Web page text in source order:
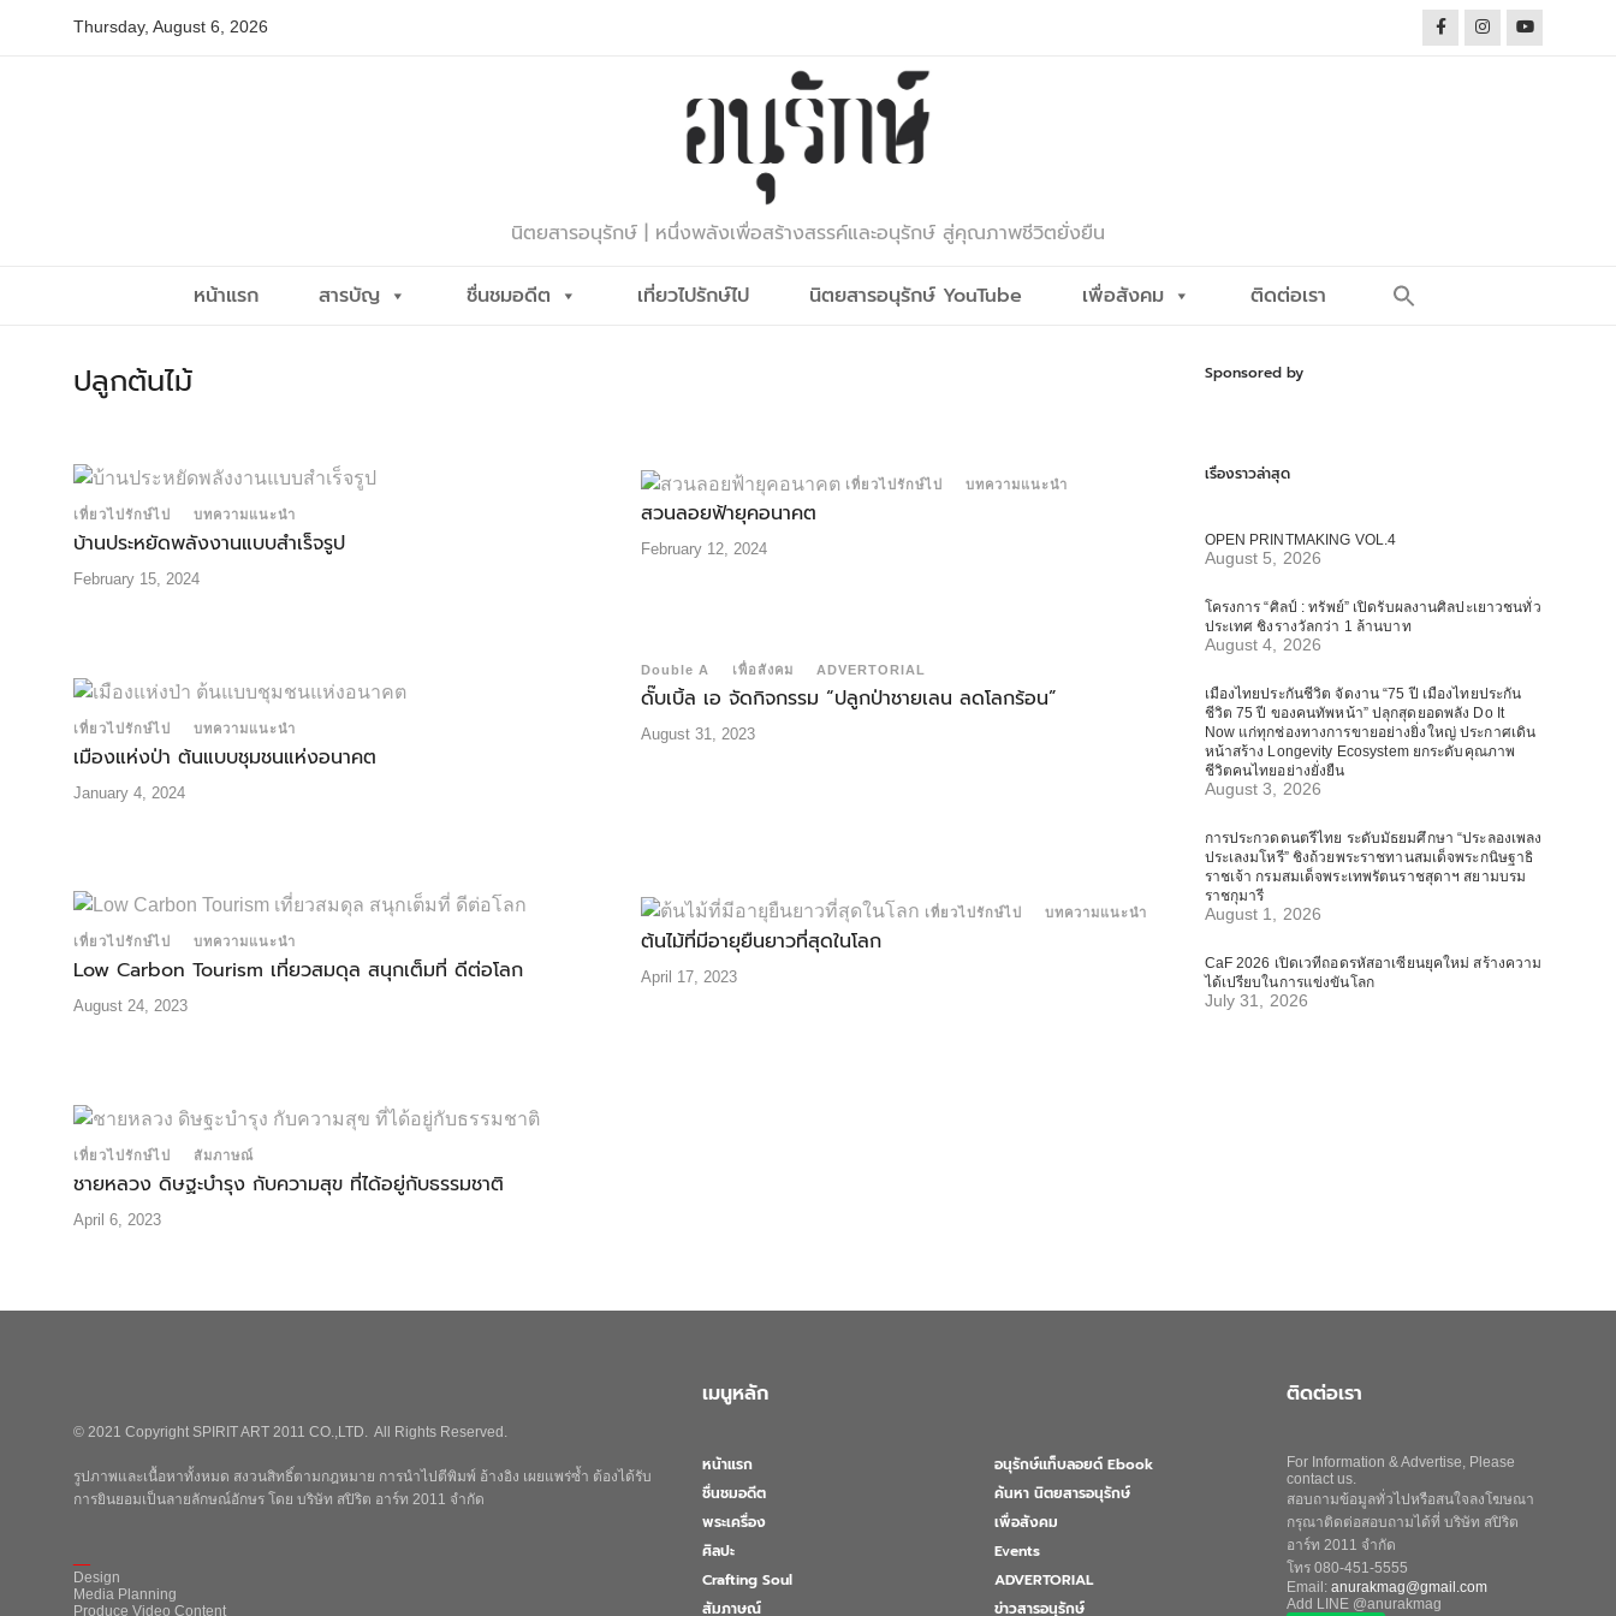
Thursday, August 6, 2026
นิตยสารอนุรักษ์ | หนึ่งพลังเพื่อสร้างสรรค์และอนุรักษ์ สู่คุณภาพชีวิตยั่งยืน
หน้าแรก สารบัญ ชื่นชมอดีต เที่ยวไปรักษ์ไป นิตยสารอนุรักษ์ YouTube เพื่อสังคม ติดต่อเรา
ปลูกต้นไม้
เที่ยวไปรักษ์ไป บทความแนะนำ
บ้านประหยัดพลังงานแบบสําเร็จรูป
February 15, 2024
เที่ยวไปรักษ์ไป บทความแนะนำ
สวนลอยฟ้ายุคอนาคต
February 12, 2024
เที่ยวไปรักษ์ไป บทความแนะนำ
เมืองแห่งป่า ต้นแบบชุมชนแห่งอนาคต
January 4, 2024
Double A เพื่อสังคม ADVERTORIAL
ดั๊บเบิ้ล เอ จัดกิจกรรม “ปลูกป่าชายเลน ลดโลกร้อน”
August 31, 2023
เที่ยวไปรักษ์ไป บทความแนะนำ
Low Carbon Tourism เที่ยวสมดุล สนุกเต็มที่ ดีต่อโลก
August 24, 2023
เที่ยวไปรักษ์ไป บทความแนะนำ
ต้นไม้ที่มีอายุยืนยาวที่สุดในโลก
April 17, 2023
เที่ยวไปรักษ์ไป สัมภาษณ์
ชายหลวง ดิษฐะบำรุง กับความสุข ที่ได้อยู่กับธรรมชาติ
April 6, 2023
Sponsored by
เรื่องราวล่าสุด
OPEN PRINTMAKING VOL.4
August 5, 2026
โครงการ “ศิลป์ : ทรัพย์” เปิดรับผลงานศิลปะเยาวชนทั่ว
ประเทศ ชิงรางวัลกว่า 1 ล้านบาท
August 4, 2026
เมืองไทยประกันชีวิต จัดงาน “75 ปี เมืองไทยประกัน
ชีวิต 75 ปี ของคนทัพหน้า” ปลุกสุดยอดพลัง Do It
Now แก่ทุกช่องทางการขายอย่างยิ่งใหญ่ ประกาศเดิน
หน้าสร้าง Longevity Ecosystem ยกระดับคุณภาพ
ชีวิตคนไทยอย่างยั่งยืน
August 3, 2026
การประกวดดนตรีไทย ระดับมัธยมศึกษา “ประลองเพลง
ประเลงมโหรี” ชิงถ้วยพระราชทานสมเด็จพระกนิษฐาธิ
ราชเจ้า กรมสมเด็จพระเทพรัตนราชสุดาฯ สยามบรม
ราชกุมารี
August 1, 2026
CaF 2026 เปิดเวทีถอดรหัสอาเซียนยุคใหม่ สร้างความ
ได้เปรียบในการแข่งขันโลก
July 31, 2026
© 2021 Copyright SPIRIT ART 2011 CO.,LTD. All Rights Reserved.
รูปภาพและเนื้อหาทั้งหมด สงวนสิทธิ์ตามกฎหมาย การนำไปตีพิมพ์ อ้างอิง เผยแพร่ซ้ำ ต้องได้รับ
การยินยอมเป็นลายลักษณ์อักษร โดย บริษัท สปิริต อาร์ท 2011 จำกัด
Design
Media Planning
Produce Video Content
เมนูหลัก
หน้าแรก
ชื่นชมอดีต
พระเครื่อง
ศิลปะ
Crafting Soul
สัมภาษณ์
อนุรักษ์แท็บลอยด์ Ebook
ค้นหา นิตยสารอนุรักษ์
เพื่อสังคม
Events
ADVERTORIAL
ข่าวสารอนุรักษ์
ติดต่อเรา
For Information & Advertise, Please
contact us.
สอบถามข้อมูลทั่วไปหรือสนใจลงโฆษณา
กรุณาติดต่อสอบถามได้ที่ บริษัท สปิริต
อาร์ท 2011 จำกัด
โทร 080-451-5555
Email: anurakmag@gmail.com
Add LINE @anurakmag